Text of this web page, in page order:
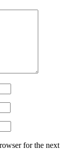
for the next